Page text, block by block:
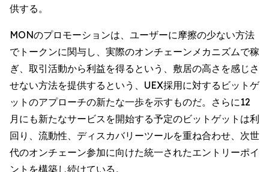
供する。
MONのプロモーションは、ユーザーに摩擦の少ない方法
でトークンに関与し、実際のオンチェーンメカニズムで稼
ぎ、取引活動から利益を得るという、敷居の高さを感じさ
せない方法を提供するという、UEX採用に対するビットゲ
ットのアプローチの新たな一歩を示すものだ。さらに12
月にも新たなサービスを開始する予定のビットゲットは利
回り、流動性、ディスカバリーツールを重ね合わせ、次世
代のオンチェーン参加に向けた統一されたエントリーポイ
ントを構築し続けている。